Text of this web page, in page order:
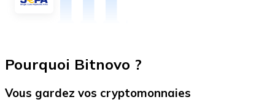
Pourquoi Bitnovo ?
Vous gardez vos cryptomonnaies